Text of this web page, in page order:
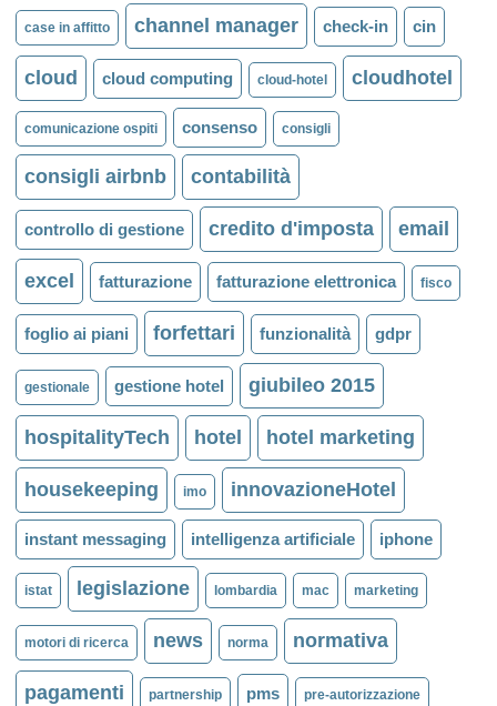
case in affitto channel manager check-in cin
cloud cloud computing cloud-hotel cloudhotel
comunicazione ospiti consenso consigli
consigli airbnb contabilità
controllo di gestione credito d'imposta email
excel fatturazione fatturazione elettronica fisco
foglio ai piani forfettari funzionalità gdpr
gestionale gestione hotel giubileo 2015
hospitalityTech hotel hotel marketing
housekeeping imo innovazioneHotel
instant messaging intelligenza artificiale iphone
istat legislazione lombardia mac marketing
motori di ricerca news norma normativa
pagamenti partnership pms pre-autorizzazione